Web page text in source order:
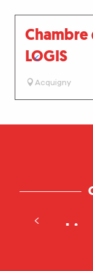
Chambre
LOGIS
Acquigny